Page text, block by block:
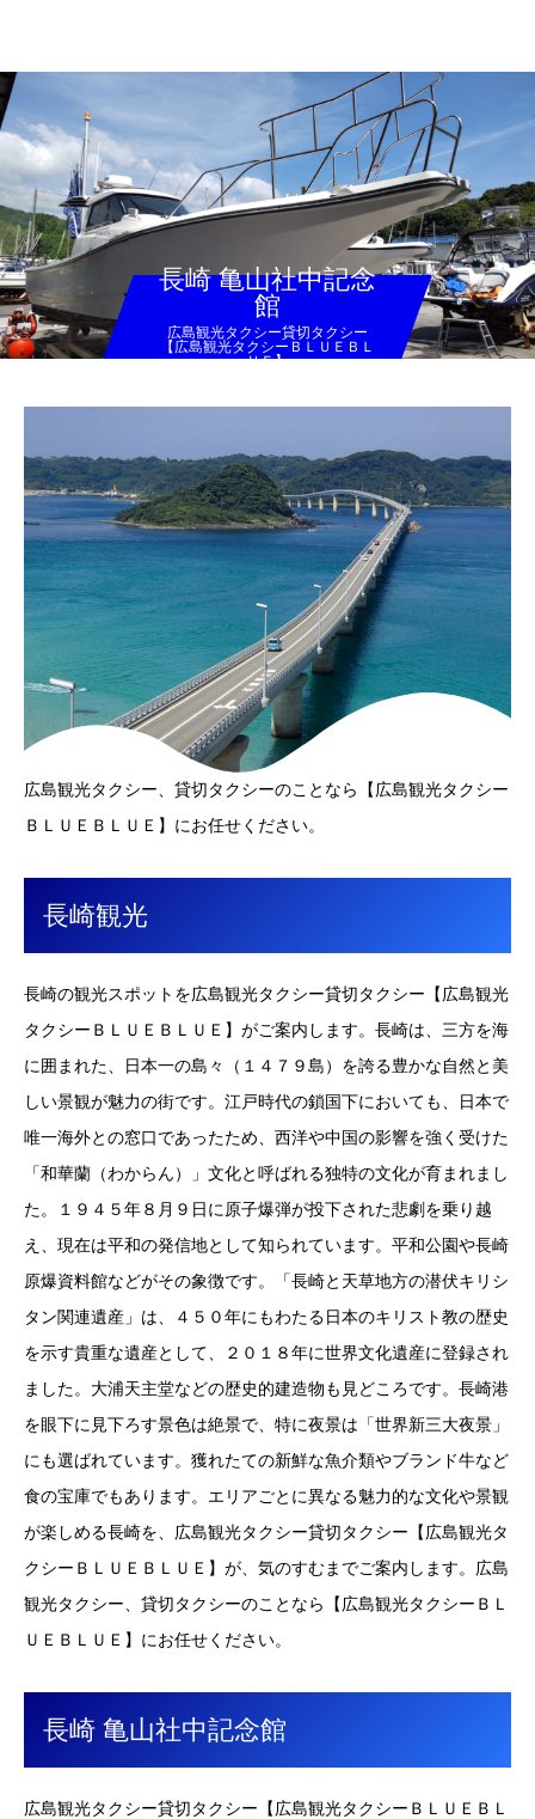
長崎 亀山社中記念
館
広島観光タクシー貸切タクシー
【広島観光タクシーＢＬＵＥＢＬ
ＵＥ】
広島観光タクシー、貸切タクシーのことなら【広島観光タクシー
ＢＬＵＥＢＬＵＥ】にお任せください。
長崎観光
長崎の観光スポットを広島観光タクシー貸切タクシー【広島観光
タクシーＢＬＵＥＢＬＵＥ】がご案内します。長崎は、三方を海
に囲まれた、日本一の島々（１４７９島）を誇る豊かな自然と美
しい景観が魅力の街です。江戸時代の鎖国下においても、日本で
唯一海外との窓口であったため、西洋や中国の影響を強く受けた
「和華蘭（わからん）」文化と呼ばれる独特の文化が育まれまし
た。１９４５年８月９日に原子爆弾が投下された悲劇を乗り越
え、現在は平和の発信地として知られています。平和公園や長崎
原爆資料館などがその象徴です。「長崎と天草地方の潜伏キリシ
タン関連遺産」は、４５０年にもわたる日本のキリスト教の歴史
を示す貴重な遺産として、２０１８年に世界文化遺産に登録され
ました。大浦天主堂などの歴史的建造物も見どころです。長崎港
を眼下に見下ろす景色は絶景で、特に夜景は「世界新三大夜景」
にも選ばれています。獲れたての新鮮な魚介類やブランド牛など
食の宝庫でもあります。エリアごとに異なる魅力的な文化や景観
が楽しめる長崎を、広島観光タクシー貸切タクシー【広島観光タ
クシーＢＬＵＥＢＬＵＥ】が、気のすむまでご案内します。広島
観光タクシー、貸切タクシーのことなら【広島観光タクシーＢＬ
ＵＥＢＬＵＥ】にお任せください。
長崎 亀山社中記念館
広島観光タクシー貸切タクシー【広島観光タクシーＢＬＵＥＢＬ